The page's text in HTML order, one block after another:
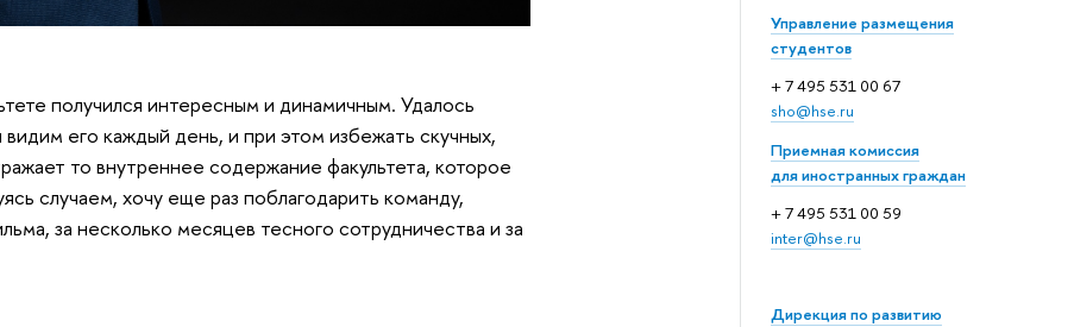
Управление размещения
студентов
+ 7 495 531 00 67
sho@hse.ru
Приемная комиссия
для иностранных граждан
+ 7 495 531 00 59
inter@hse.ru
Дирекция по развитию
получился интересным и динамичным. Удалось
его каждый день, и при этом избежать скучных,
то внутреннее содержание факультета, которое
случаем, хочу еще раз поблагодарить команду,
за несколько месяцев тесного сотрудничества и за